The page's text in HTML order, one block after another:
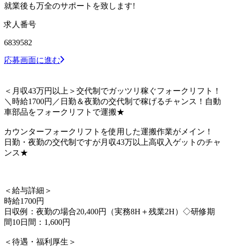
就業後も万全のサポートを致します!
求人番号
6839582
応募画面に進む
＜月収43万円以上＞交代制でガッツリ稼ぐフォークリフト！
＼時給1700円／日勤＆夜勤の交代制で稼げるチャンス！自動
車部品をフォークリフトで運搬★
カウンターフォークリフトを使用した運搬作業がメイン！
日勤・夜勤の交代制ですが月収43万以上高収入ゲットのチャ
ンス★
＜給与詳細＞
時給1700円
日収例：夜勤の場合20,400円（実務8H＋残業2H）◇研修期
間10日間：1,600円
＜待遇・福利厚生＞